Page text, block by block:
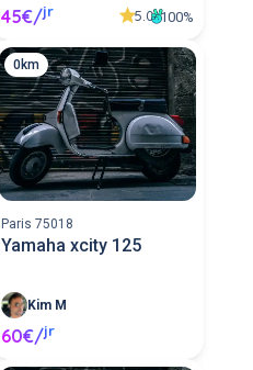
45€/jr 5.0 100%
0km
Paris 75018
Yamaha xcity 125
Kim M
60€/jr